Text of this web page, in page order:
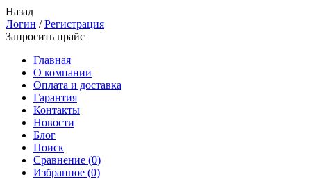
Назад
Логин /Регистрация
Запросить прайс
Главная
О компании
Оплата и доставка
Гарантия
Контакты
Новости
Блог
Поиск
Сравнение (0)
Избранное (0)